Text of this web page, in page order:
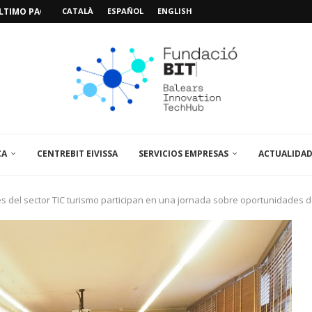
PACIENTE, ÚLTIMA VISITA»...
CATALÀ ESPAÑOL ENGLISH
CENTREBIT EIVISSA SERVICIOS EMPRESAS ACTUALIDAD
del sector TIC turismo participan en una jornada sobre oportunidades